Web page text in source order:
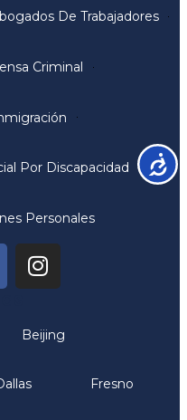
De Trabajadores
Criminal
Por Discapacidad
Personales
Beijing
Fresno